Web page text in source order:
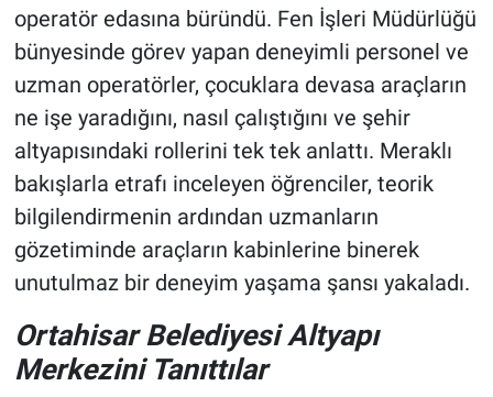
operatör edasına büründü. Fen İşleri Müdürlüğü
bünyesinde görev yapan deneyimli personel ve
uzman operatörler, çocuklara devasa araçların
ne işe yaradığını, nasıl çalıştığını ve şehir
altyapısındaki rollerini tek tek anlattı. Meraklı
bakışlarla etrafı inceleyen öğrenciler, teorik
bilgilendirmenin ardından uzmanların
gözetiminde araçların kabinlerine binerek
unutulmaz bir deneyim yaşama şansı yakaladı.
Ortahisar Belediyesi Altyapı
Merkezini Tanıttılar